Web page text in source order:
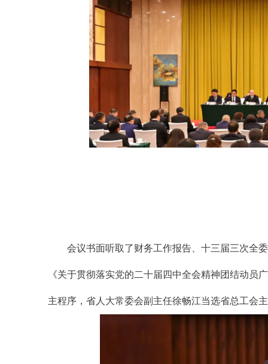
会议书面听取了财务工作报告、十三届三次全
《关于贯彻落实党的二十届四中全会精神团结动员
主程序，省人大常委会副主任徐畅江当选省总工会